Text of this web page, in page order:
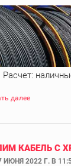
Расчет:
далее
КАБЕЛЬ С
ИЮНЯ 2022 Г. В